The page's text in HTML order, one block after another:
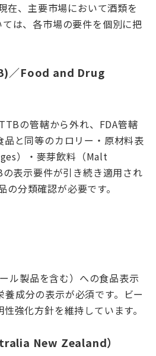
在、主要市場において酒類を
は、各市場の要件を個別に把
／Food and Drug
の管轄から外れ、FDA管轄
と同等のカロリー・原材料表
）・麥芽飲料（Malt
表示要件が引き続き適用され
分類確認が必要です。
ル製品を含む）への食品表示
成分の表示が必須です。ビー
強化方針を維持しています。
New Zealand）